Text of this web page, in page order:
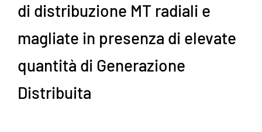
di distribuzione MT radiali e
magliate in presenza di elevate
quantità di Generazione
Distribuita